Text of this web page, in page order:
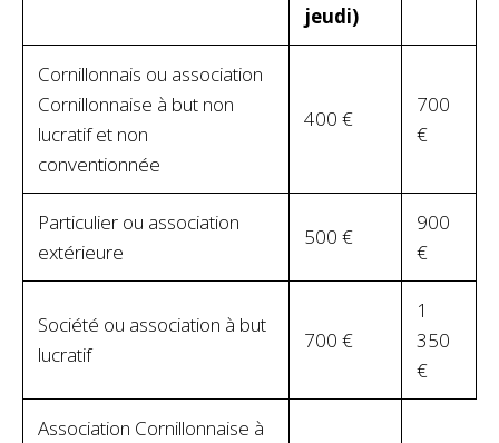
jeudi)
Cornillonnais ou association
Cornillonnaise à but non
lucratif et non
conventionnée
400 €
700
€
Particulier ou association
extérieure
500 €
900
€
Société ou association à but
lucratif
700 €
1
350
€
Association Cornillonnaise à